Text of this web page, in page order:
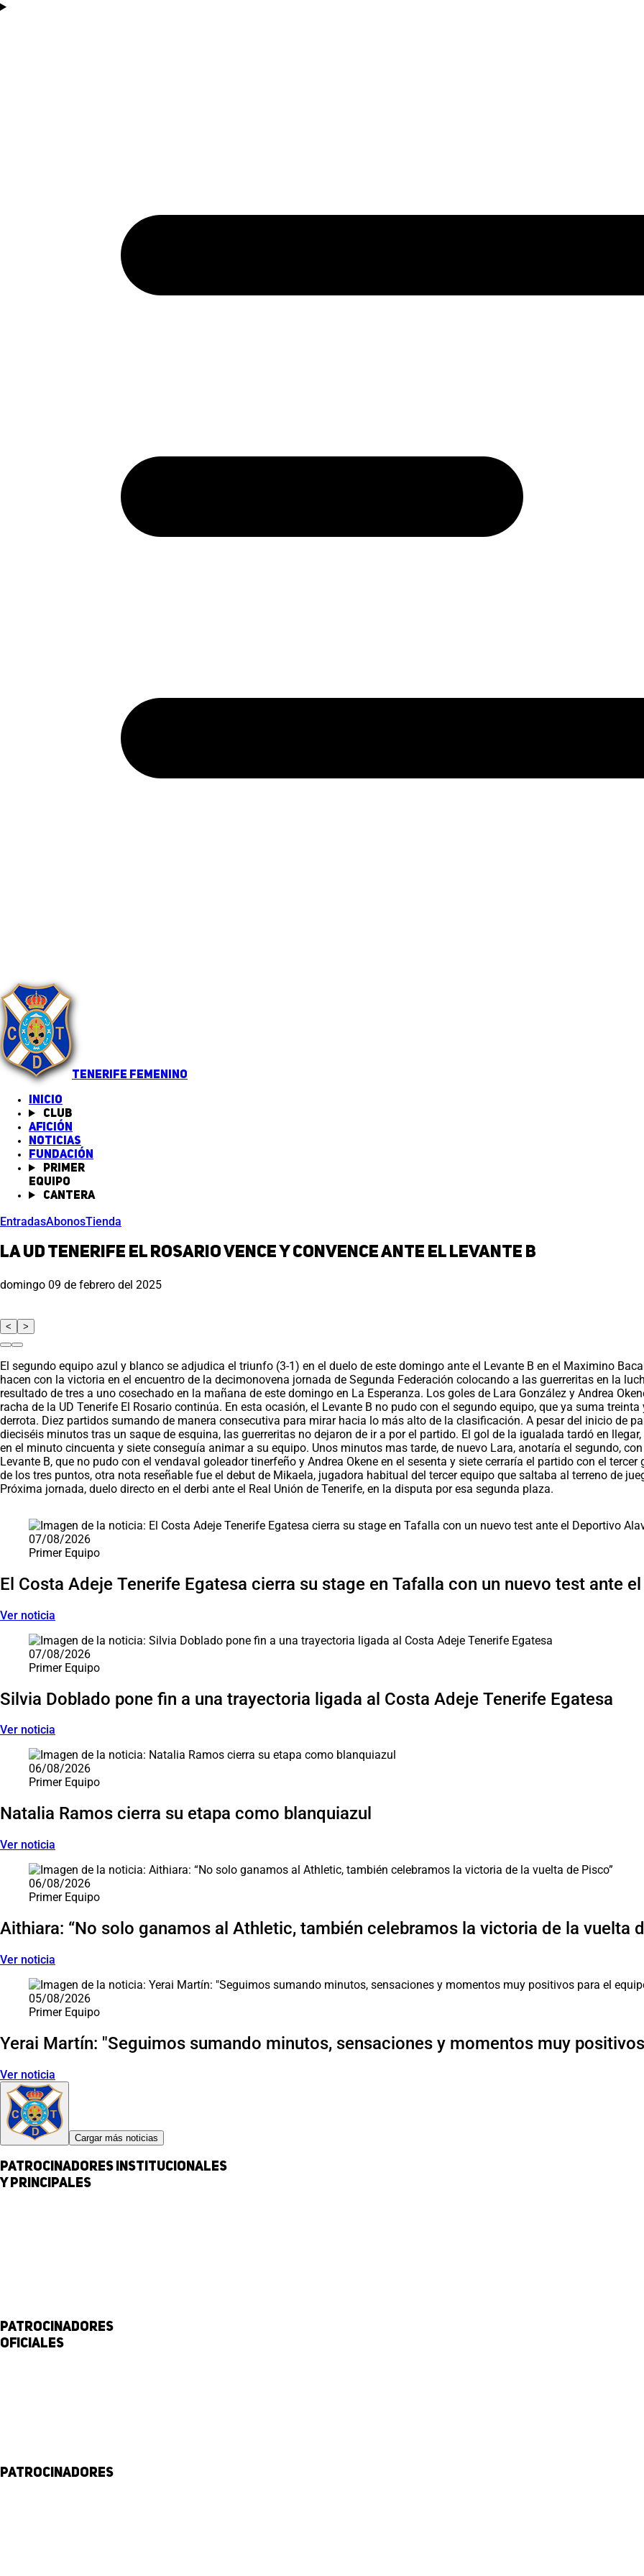
TENERIFE FEMENINO
INICIO
Club
Afición
Noticias
Fundación
Primer
equipo
Cantera
EntradasAbonosTienda
La UD Tenerife El Rosario vence y convence ante el Levante B
domingo 09 de febrero del 2025
< >
El segundo equipo azul y blanco se adjudica el triunfo (3-1) en el duelo de este domingo ante el Levante B en el Maximino
hacen con la victoria en el encuentro de la decimonovena jornada de Segunda Federación colocando a las guerreritas en la
resultado de tres a uno cosechado en la mañana de este domingo en La Esperanza. Los goles de Lara González y Andrea
racha de la UD Tenerife El Rosario continúa. En esta ocasión, el Levante B no pudo con el segundo equipo, que ya suma
derrota. Diez partidos sumando de manera consecutiva para mirar hacia lo más alto de la clasificación. A pesar del inicio de
dieciséis minutos tras un saque de esquina, las guerreritas no dejaron de ir a por el partido. El gol de la igualada tardó en
en el minuto cincuenta y siete conseguía animar a su equipo. Unos minutos mas tarde, de nuevo Lara, anotaría el segundo,
Levante B, que no pudo con el vendaval goleador tinerfeño y Andrea Okene en el sesenta y siete cerraría el partido con el
de los tres puntos, otra nota reseñable fue el debut de Mikaela, jugadora habitual del tercer equipo que saltaba al terreno de
Próxima jornada, duelo directo en el derbi ante el Real Unión de Tenerife, en la disputa por esa segunda plaza.
07/08/2026
Primer Equipo
El Costa Adeje Tenerife Egatesa cierra su stage en Tafalla con un nuevo test ante
Ver noticia
07/08/2026
Primer Equipo
Silvia Doblado pone fin a una trayectoria ligada al Costa Adeje Tenerife Egatesa
Ver noticia
06/08/2026
Primer Equipo
Natalia Ramos cierra su etapa como blanquiazul
Ver noticia
06/08/2026
Primer Equipo
Aithiara: “No solo ganamos al Athletic, también celebramos la victoria de la vuelta
Ver noticia
05/08/2026
Primer Equipo
Yerai Martín: "Seguimos sumando minutos, sensaciones y momentos muy
Ver noticia
Cargar más noticias
Patrocinadores institucionales
y principales
Patrocinadores
Oficiales
Patrocinadores